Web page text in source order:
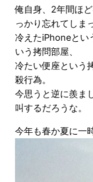
俺自身、2年間ほ
っかり忘れてしま
冷えたiPhoneとい
いう拷問部屋、
冷たい便座という
殺行為。
今思うと逆に羨ま
叫するだろうな。
今年も春か夏に一